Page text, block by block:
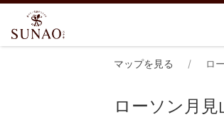
マップを見る ロ
ローソン月見